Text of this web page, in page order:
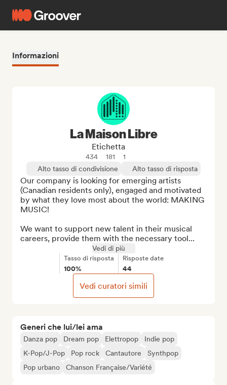
Informazioni
Generi che lui/lei ama
Danza pop Dream pop Elettropop
Indie pop
K-Pop/J-Pop
Pop rock Cantautore
Synthpop
Pop urbano
Chanson Française/Variété
La Maison Libre
Etichetta
434 181
1
Alto tasso di condivisione
Alto tasso di risposta
Our company is looking for emerging artists
(Canadian residents only), engaged and motivated
by what they love most about the world: MAKING
MUSIC!
We want to support new talent in their musical
careers, provide them with the necessary tool...
Vedi di più
Tasso di risposta
100%
Risposte date
44
Vedi curatori simili